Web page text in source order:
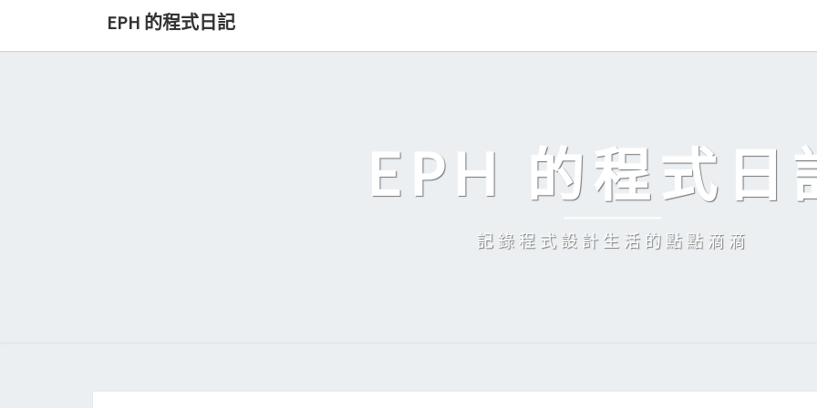
EPH 的程式日記
EPH 的程式日
記錄程式設計生活的點點滴滴